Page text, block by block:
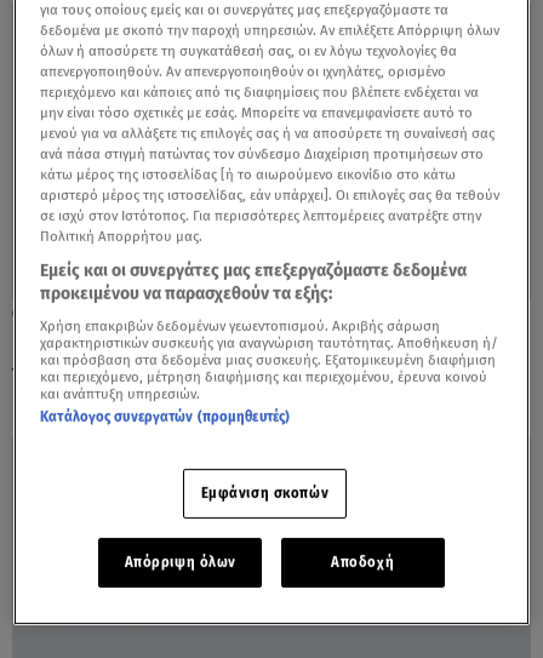
Βασιλική Ανδρίτσου: «Είμαι απλώς
νοικοκυρά. Το σίριαλ πήγε χάλια»
για τους οποίους εμείς και οι συνεργάτες μας επεξεργαζόμαστε τα
δεδομένα με σκοπό την παροχή υπηρεσιών. Αν επιλέξετε Απόρριψη όλων
όλων ή αποσύρετε τη συγκατάθεσή σας, οι εν λόγω τεχνολογίες θα
απενεργοποιηθούν. Αν απενεργοποιηθούν οι ιχνηλάτες, ορισμένο
περιεχόμενο και κάποιες από τις διαφημίσεις που βλέπετε ενδέχεται να
μην είναι τόσο σχετικές με εσάς. Μπορείτε να επανεμφανίσετε αυτό το
μενού για να αλλάξετε τις επιλογές σας ή να αποσύρετε τη συναίνεσή σας
ανά πάσα στιγμή πατώντας τον σύνδεσμο Διαχείριση προτιμήσεων στο
κάτω μέρος της ιστοσελίδας [ή το αιωρούμενο εικονίδιο στο κάτω
αριστερό μέρος της ιστοσελίδας, εάν υπάρχει]. Οι επιλογές σας θα τεθούν
σε ισχύ στον Ιστότοπος. Για περισσότερες λεπτομέρειες ανατρέξτε στην
Πολιτική Απορρήτου μας.
Εμείς και οι συνεργάτες μας επεξεργαζόμαστε δεδομένα
προκειμένου να παρασχεθούν τα εξής:
Χρήση επακριβών δεδομένων γεωεντοπισμού. Ακριβής σάρωση
χαρακτηριστικών συσκευής για αναγνώριση ταυτότητας. Αποθήκευση ή/
και πρόσβαση στα δεδομένα μιας συσκευής. Εξατομικευμένη διαφήμιση
και περιεχόμενο, μέτρηση διαφήμισης και περιεχομένου, έρευνα κοινού
και ανάπτυξη υπηρεσιών.
Κατάλογος συνεργατών (προμηθευτές)
Εμφάνιση σκοπών
Απόρριψη όλων Αποδοχή